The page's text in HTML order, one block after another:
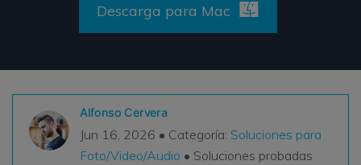
Recupera datos ilimitados del sistema Mac
Recoverit Gratis
Recupera datos perdidos/eliminados gratis
Historias de Clientes
search
Descarga para Mac
Alfonso Cervera
Jun 16, 2026 • Categoría: Soluciones para
Foto/Video/Audio • Soluciones probadas